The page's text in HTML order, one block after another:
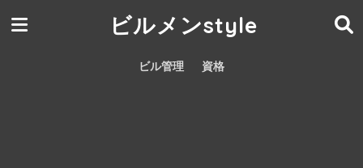
ビルメンstyle
ビル管理 資格